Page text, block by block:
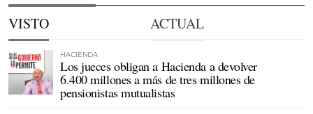
VISTO ACTUAL
HACIENDA
Los jueces obligan a Hacienda a devolver
6.400 millones a más de tres millones de
pensionistas mutualistas